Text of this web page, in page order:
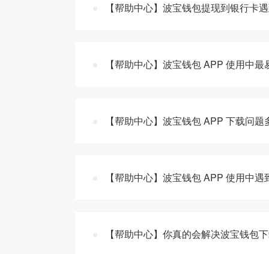
【帮助中心】波宝钱包提现到银行卡
【帮助中心】波宝钱包 APP 使用中
【帮助中心】波宝钱包 APP 下载问
【帮助中心】波宝钱包 APP 使用中
【帮助中心】你真的会解决波宝钱包